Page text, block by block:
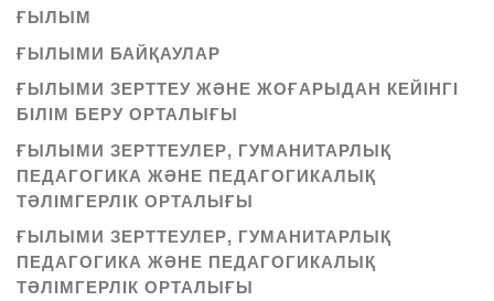
ҒЫЛЫМ
ҒЫЛЫМИ БАЙҚАУЛАР
ҒЫЛЫМИ ЗЕРТТЕУ ЖӘНЕ ЖОҒАРЫДАН КЕЙІНГІ
БІЛІМ БЕРУ ОРТАЛЫҒЫ
ҒЫЛЫМИ ЗЕРТТЕУЛЕР, ГУМАНИТАРЛЫҚ
ПЕДАГОГИКА ЖӘНЕ ПЕДАГОГИКАЛЫҚ
ТӘЛІМГЕРЛІК ОРТАЛЫҒЫ
ҒЫЛЫМИ ЗЕРТТЕУЛЕР, ГУМАНИТАРЛЫҚ
ПЕДАГОГИКА ЖӘНЕ ПЕДАГОГИКАЛЫҚ
ТӘЛІМГЕРЛІК ОРТАЛЫҒЫ